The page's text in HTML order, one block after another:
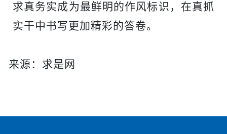
求真务实成为最鲜明的作风标识，在真抓
实干中书写更加精彩的答卷。
来源：求是网